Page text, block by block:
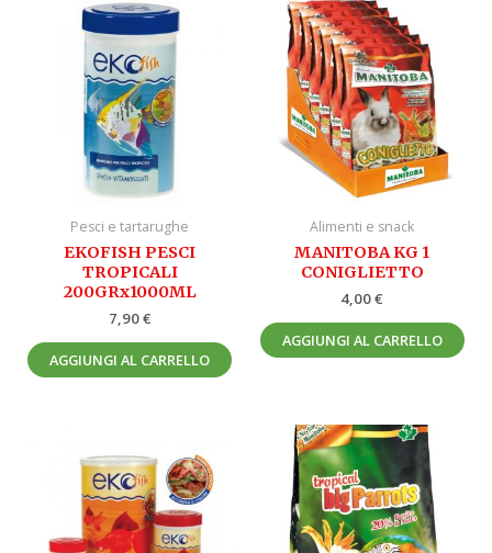
Pesci e tartarughe
EKOFISH PESCI
TROPICALI
200GRx1000ML
7,90€
AGGIUNGI AL CARRELLO
Alimenti e snack
MANITOBA KG 1
CONIGLIETTO
4,00€
AGGIUNGI AL CARRELLO